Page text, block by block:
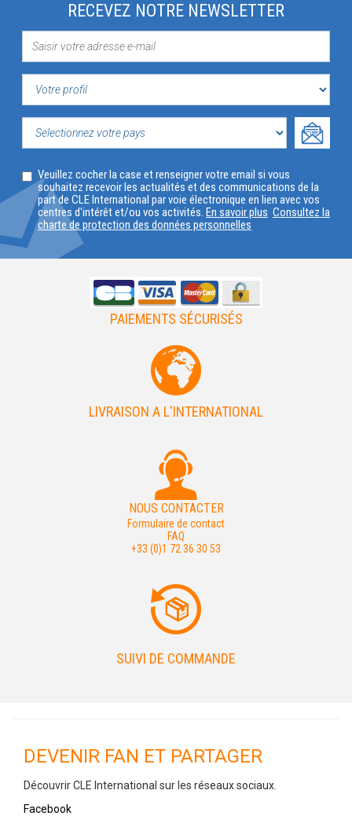
RECEVEZ NOTRE NEWSLETTER
VOTRE
PROFIL
VOTRE
PAYS
Veuillez cocher la case et renseigner votre email si vous
souhaitez recevoir les actualités et des communications de la
part de CLE International par voie électronique en lien avec vos
centres d'intérêt et/ou vos activités. En savoir plus Consultez la
charte de protection des données personnelles
PAIEMENTS SÉCURISÉS
LIVRAISON A L'INTERNATIONAL
NOUS CONTACTER
Formulaire de contact
FAQ
+33 (0)1 72 36 30 53
SUIVI DE COMMANDE
DEVENIR FAN ET PARTAGER
Découvrir CLE International sur les réseaux sociaux.
Facebook